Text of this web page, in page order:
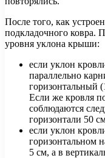
После того, как
подкладочного ковра.
уровня уклона крыши:
если уклон
параллельно
горизонтальный
Если же кровля
соблюдаются
горизонтали 50
если уклон
горизонтальном
5 см, а в